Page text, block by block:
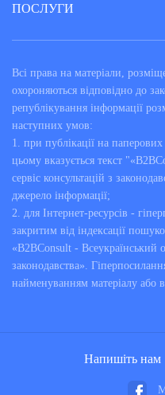
ПОСЛУГИ
Всі права на матеріали,
охороняються відповідно до
републікування інформації
наступних умов:
1. при публікації на
цьому вказується текст
сервіс консультацій з
джерело інформації;
2. для Інтернет-ресурсів -
закритим від індексації
«B2BConsult - Всеукраїнський
законодавства».
найменуванням матеріалу або
Напишіть нам